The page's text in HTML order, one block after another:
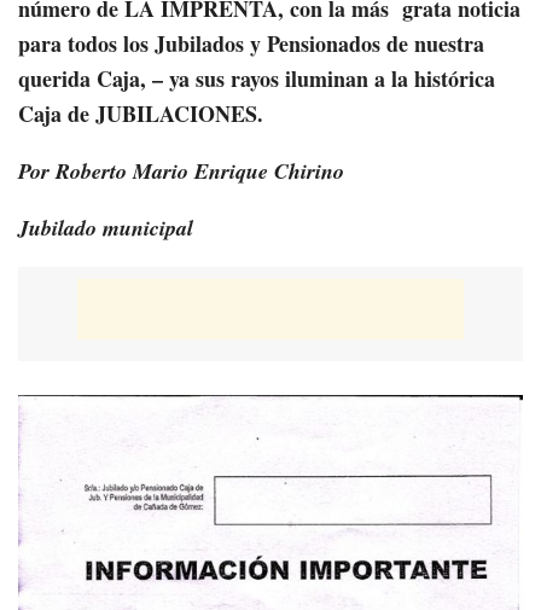
número de LA IMPRENTA, con la más grata noticia
para todos los Jubilados y Pensionados de nuestra
querida Caja, – ya sus rayos iluminan a la histórica
Caja de JUBILACIONES.
Por Roberto Mario Enrique Chirino
Jubilado municipal